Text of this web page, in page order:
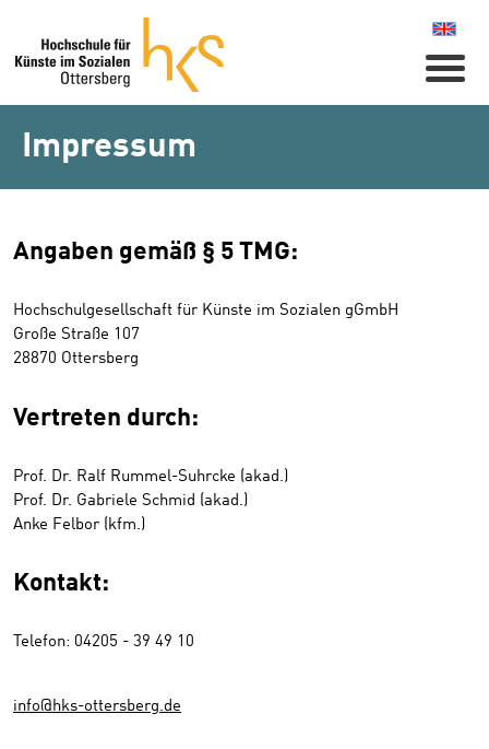
Impressum
Angaben gemäß § 5 TMG:
Hochschulgesellschaft für Künste im Sozialen gGmbH
Große Straße 107
28870 Ottersberg
Vertreten durch:
Prof. Dr. Ralf Rummel-Suhrcke (akad.)
Prof. Dr. Gabriele Schmid (akad.)
Anke Felbor (kfm.)
Kontakt:
Telefon: 04205 - 39 49 10
info@hks-ottersberg.de